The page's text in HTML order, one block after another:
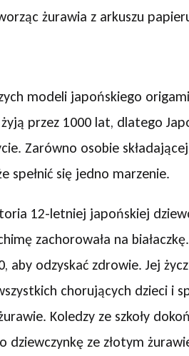
żurawia z arkuszu
modeli japońskiego
przez 1000 lat, dlatego
Zarówno osobie
spełnić się jedno marzenie.
12-letniej japońskiej
zachorowała na
aby odzyskać zdrowie. Jej
chorujących dzieci i
Koledzy ze szkoły
ze złotym